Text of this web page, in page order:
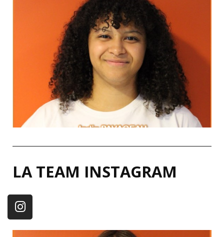
MA DEVISE
"Be yourself, everyone else is already taken." Oscar
LinkedIn
LA TEAM INSTAGRAM